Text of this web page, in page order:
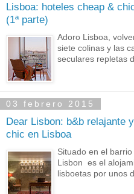
Lisboa: hoteles cheap &
(1ª parte)
Adoro Lisboa,
siete colinas y las
seculares repletas
03 febrero 2015
Dear Lisbon: b&b relajante y
chic en Lisboa
Situado en el
Lisbon es el
lisboetas por unos